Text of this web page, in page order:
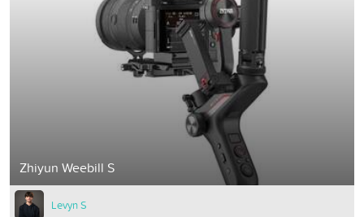
Zhiyun Weebill S
Levyn S